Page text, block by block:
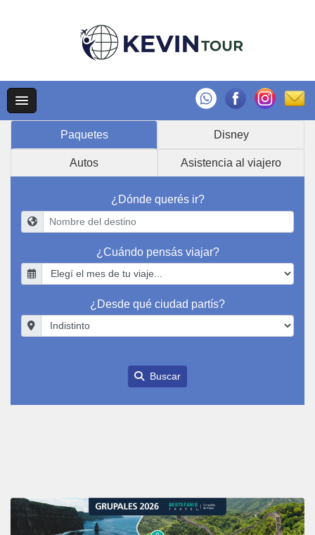
Paquetes Disney
Autos Asistencia al viajero
¿Dónde querés ir?
¿Cuándo pensás viajar?
¿Desde qué ciudad partís?
Buscar